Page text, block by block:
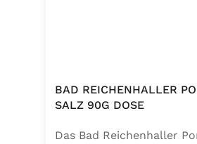
BAD REICHENHALLER
SALZ 90G DOSE
Das Bad Reichenhaller